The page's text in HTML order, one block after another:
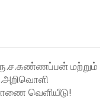
மற்றும்
வெளியீடு!